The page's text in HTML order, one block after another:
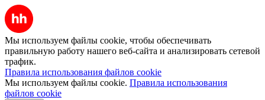
Мы используем файлы cookie, чтобы обеспечивать
правильную работу нашего веб-сайта и анализировать сетевой
трафик.
Правила использования файлов cookie
Мы используем файлы cookie. Правила использования
файлов cookie